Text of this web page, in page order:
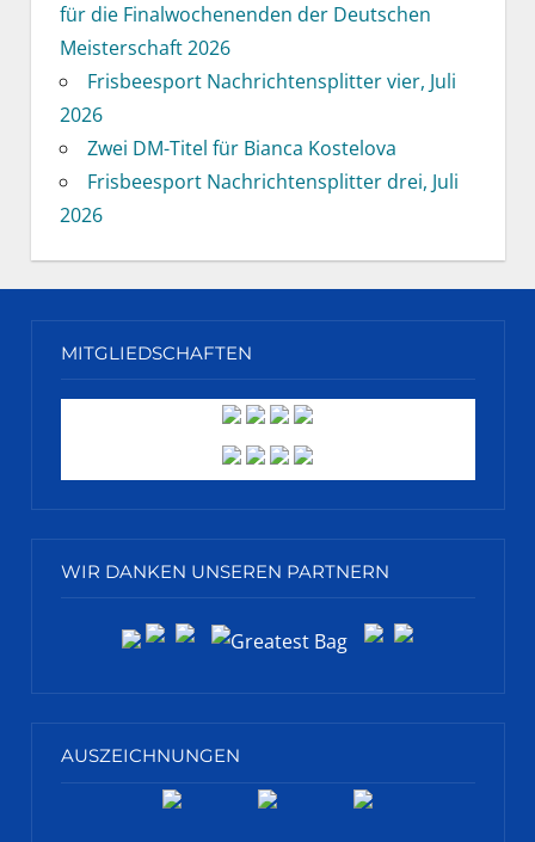
für die Finalwochenenden der Deutschen
Meisterschaft 2026
Frisbeesport Nachrichtensplitter vier, Juli
2026
Zwei DM-Titel für Bianca Kostelova
Frisbeesport Nachrichtensplitter drei, Juli
2026
MITGLIEDSCHAFTEN
WIR DANKEN UNSEREN PARTNERN
AUSZEICHNUNGEN